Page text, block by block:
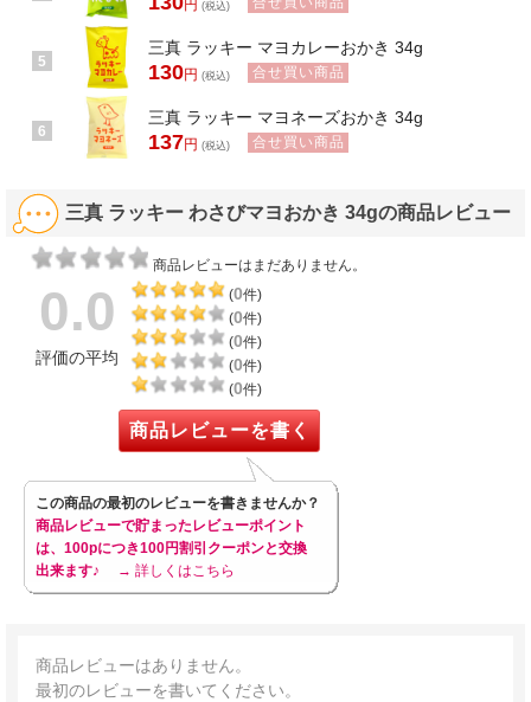
円 (税込)
5
三真 ラッキー マヨカレーおかき 34g
130円 (税込) 合せ買い商品
6
三真 ラッキー マヨネーズおかき 34g
137円 (税込) 合せ買い商品
三真 ラッキー わさびマヨおかき 34gの商品レビュー
商品レビューはまだありません。
0.0
評価の平均
(0件)
(0件)
(0件)
(0件)
(0件)
商品レビューを書く
この商品の最初のレビューを書きませんか？
商品レビューで貯まったレビューポイント
は、100pにつき100円割引クーポンと交換
出来ます♪
→ 詳しくはこちら
商品レビューはありません。
最初のレビューを書いてください。